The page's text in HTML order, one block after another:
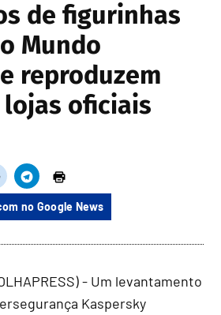
de figurinhas
Mundo
reproduzem
oficiais
no Google News
- Um levantamento
Kaspersky